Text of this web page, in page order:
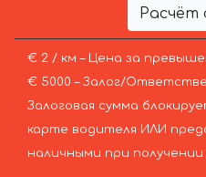
Расчёт
€ 2 / км – Цена за
€ 5000 – Залог/
Залоговая сумма
карте водителя ИЛИ
наличными при